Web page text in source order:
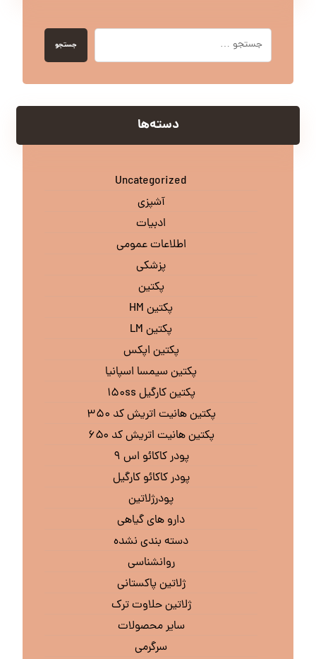
جستجو
دسته‌ها
Uncategorized
آشپزی
ادبیات
اطلاعات عمومی
پزشکی
پکتین
پکتین HM
پکتین LM
پکتین اپکس
پکتین سیمسا اسپانیا
پکتین کارگیل ۱۵۰ss
پکتین هانیت اتریش کد ۳۵۰
پکتین هانیت اتریش کد ۶۵۰
پودر کاکائو اس ۹
پودر کاکائو کارگیل
پودرژلاتین
دارو های گیاهی
دسته بندی نشده
روانشناسی
ژلاتین پاکستانی
ژلاتین حلاوت ترک
سایر محصولات
سرگرمی